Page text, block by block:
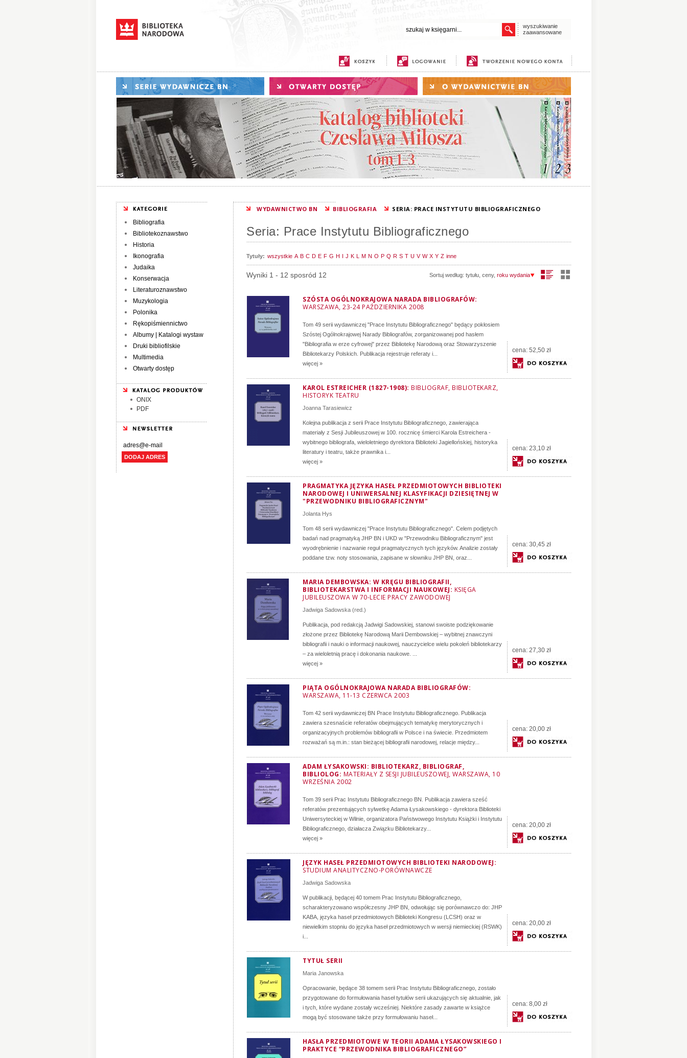
wyszukiwanie
zaawansowane
Bibliografia
Bibliotekoznawstwo
Historia
Ikonografia
Judaika
Konserwacja
Literaturoznawstwo
Muzykologia
Polonika
Rękopiśmiennictwo
Albumy | Katalogi wystaw
Druki bibliofilskie
Multimedia
Otwarty dostęp
ONIX
PDF
DODAJ ADRES
WYDAWNICTWO BN BIBLIOGRAFIA SERIA: PRACE INSTYTUTU BIBLIOGRAFICZNEGO
Seria: Prace Instytutu Bibliograficznego
Tytuły: wszystkie A B C D E F G H I J K L M N O P Q R S T U V W X Y Z inne
Sortuj według: tytułu ceny, roku wydania
Wyniki 1 - 12 sposród 12
SZÓSTA OGÓLNOKRAJOWA NARADA BIBLIOGRAFÓW:
WARSZAWA, 23-24 PAŹDZIERNIKA 2008
Tom 49 serii wydawniczej "Prace Instytutu Bibliograficznego" będący pokłosiem
Szóstej Ogólnokrajowej Narady Bibliografów, zorganizowanej pod hasłem
"Bibliografia w erze cyfrowej" przez Bibliotekę Narodową oraz Stowarzyszenie
Bibliotekarzy Polskich. Publikacja rejestruje referaty i...
więcej »
cena: 52,50 zł
KAROL ESTREICHER (1827-1908): BIBLIOGRAF, BIBLIOTEKARZ,
HISTORYK TEATRU
Joanna Tarasiewicz
Kolejna publikacja z serii Prace Instytutu Bibliograficznego, zawierająca
materiały z Sesji Jubileuszowej w 100. rocznicę śmierci Karola Estreichera -
wybitnego bibliografa, wieloletniego dyrektora Biblioteki Jagiellońskiej, historyka
literatury i teatru, także prawnika i...
więcej »
cena: 23,10 zł
PRAGMATYKA JĘZYKA HASEŁ PRZEDMIOTOWYCH BIBLIOTEKI
NARODOWEJ I UNIWERSALNEJ KLASYFIKACJI DZIESIĘTNEJ W
"PRZEWODNIKU BIBLIOGRAFICZNYM"
Jolanta Hys
Tom 48 serii wydawniczej "Prace Instytutu Bibliograficznego". Celem podjętych
badań nad pragmatyką JHP BN i UKD w "Przewodniku Bibliograficznym" jest
wyodrębnienie i nazwanie reguł pragmatycznych tych języków. Analizie zostały
poddane tzw. noty stosowania, zapisane w słowniku JHP BN, oraz...
cena: 30,45 zł
MARIA DEMBOWSKA: W KRĘGU BIBLIOGRAFII,
BIBLIOTEKARSTWA I INFORMACJI NAUKOWEJ: KSIĘGA
JUBILEUSZOWA W 70-LECIE PRACY ZAWODOWEJ
Jadwiga Sadowska (red.)
Publikacja, pod redakcją Jadwigi Sadowskiej, stanowi swoiste podziękowanie
złożone przez Bibliotekę Narodową Marii Dembowskiej – wybitnej znawczyni
bibliografii i nauki o informacji naukowej, nauczycielce wielu pokoleń bibliotekarzy
– za wieloletnią pracę i dokonania naukowe. ...
więcej »
cena: 27,30 zł
PIĄTA OGÓLNOKRAJOWA NARADA BIBLIOGRAFÓW:
WARSZAWA, 11-13 CZERWCA 2003
Tom 42 serii wydawniczej BN Prace Instytutu Bibliograficznego. Publikacja
zawiera szesnaście referatów obejmujących tematykę merytorycznych i
organizacyjnych problemów bibliografii w Polsce i na świecie. Przedmiotem
rozważań są m.in.: stan bieżącej bibliografii narodowej, relacje między...
cena: 20,00 zł
ADAM ŁYSAKOWSKI: BIBLIOTEKARZ, BIBLIOGRAF,
BIBLIOLOG: MATERIAŁY Z SESJI JUBILEUSZOWEJ, WARSZAWA, 10
WRZEŚNIA 2002
Tom 39 serii Prac Instytutu Bibliograficznego BN. Publikacja zawiera sześć
referatów prezentujących sylwetkę Adama Łysakowskiego - dyrektora Biblioteki
Uniwersyteckiej w Wilnie, organizatora Państwowego Instytutu Książki i Instytutu
Bibliograficznego, działacza Związku Bibliotekarzy...
więcej »
cena: 20,00 zł
JĘZYK HASEŁ PRZEDMIOTOWYCH BIBLIOTEKI NARODOWEJ:
STUDIUM ANALITYCZNO-PORÓWNAWCZE
Jadwiga Sadowska
W publikacji, będącej 40 tomem Prac Instytutu Bibliograficznego,
scharakteryzowano współczesny JHP BN, odwołując się porównawczo do: JHP
KABA, języka haseł przedmiotowych Biblioteki Kongresu (LCSH) oraz w
niewielkim stopniu do języka haseł przedmiotowych w wersji niemieckiej (RSWK)
i...
cena: 20,00 zł
TYTUŁ SERII
Maria Janowska
Opracowanie, będące 38 tomem serii Prac Instytutu Bibliograficznego, zostało
przygotowane do formułowania haseł tytułów serii ukazujących się aktualnie, jak
i tych, które wydane zostały wcześniej. Niektóre zasady zawarte w książce
mogą być stosowane także przy formułowaniu haseł...
cena: 8,00 zł
HASŁA PRZEDMIOTOWE W TEORII ADAMA ŁYSAKOWSKIEGO I
PRAKTYCE “PRZEWODNIKA BIBLIOGRAFICZNEGO”